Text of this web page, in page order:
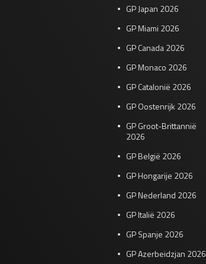
GP Japan 2026
GP Miami 2026
GP Canada 2026
GP Monaco 2026
GP Catalonië 2026
GP Oostenrijk 2026
GP Groot-Brittannië
2026
GP België 2026
GP Hongarije 2026
GP Nederland 2026
GP Italië 2026
GP Spanje 2026
GP Azerbeidzjan 2026